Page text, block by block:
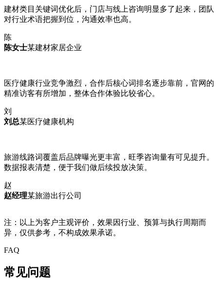
建材类目关键词优化后，门店与线上咨询明显多了起来，团队
对行业术语把握到位，沟通效率也高。
陈
陈女士某建材家居企业
医疗健康行业竞争激烈，合作后核心词排名逐步靠前，官网的
精准访客有所增加，整体合作体验比较省心。
刘
刘总某医疗健康机构
旅游线路词覆盖后品牌曝光更丰富，旺季咨询量有可见提升。
数据报表清楚，便于我们做后续投放决策。
赵
赵经理某旅游出行公司
注：以上为客户主观评价，效果因行业、预算与执行周期而
异，仅供参考，不构成效果承诺。
FAQ
常见问题